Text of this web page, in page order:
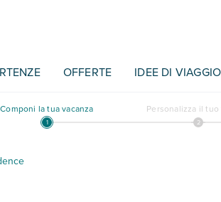
OFFERTE IDEE DI VIAGGIO
Componi la tua vacanza Personalizza il tuo